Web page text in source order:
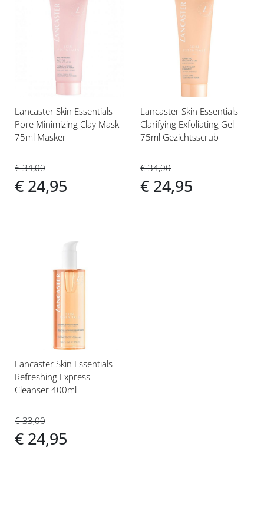
Voeg
verlanglijst
Lancaster Skin Essentials
Pore Minimizing Clay Mask
75ml Masker
€ 34,00
€ 24,95
Voeg
verlanglijst
Lancaster Skin Essentials
Clarifying Exfoliating Gel
75ml Gezichtsscrub
€ 34,00
€ 24,95
verlanglijst
Lancaster Skin Essentials
Refreshing Express
Cleanser 400ml
€ 33,00
€ 24,95